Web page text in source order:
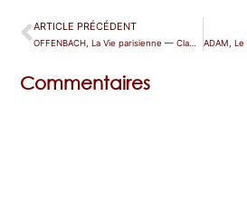
ARTICLE PRÉCÉDENT
Commentaires